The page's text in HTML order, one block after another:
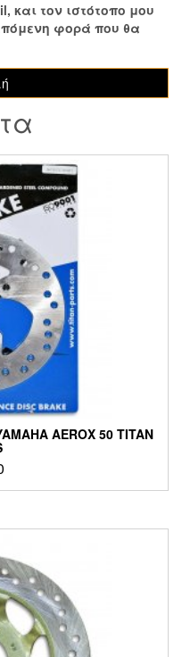
και τον ιστότοπο μου
φορά που θα
AEROX 50 TITAN